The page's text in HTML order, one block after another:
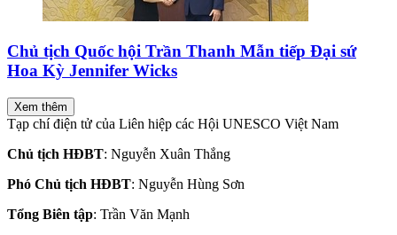
Chủ tịch Quốc hội Trần Thanh Mẫn tiếp Đại sứ
Hoa Kỳ Jennifer Wicks
Xem thêm
Tạp chí điện tử của Liên hiệp các Hội UNESCO Việt Nam
Chủ tịch HĐBT: Nguyễn Xuân Thắng
Phó Chủ tịch HĐBT: Nguyễn Hùng Sơn
Tổng Biên tập: Trần Văn Mạnh